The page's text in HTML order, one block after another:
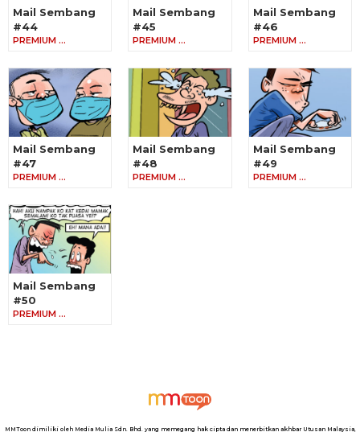
Mail Sembang
#44
PREMIUM …
Mail Sembang
#45
PREMIUM …
Mail Sembang
#46
PREMIUM …
Mail Sembang
#47
PREMIUM …
Mail Sembang
#48
PREMIUM …
Mail Sembang
#49
PREMIUM …
Mail Sembang
#50
PREMIUM …
MMToon dimiliki oleh Media Mulia Sdn. Bhd. yang memegang hak cipta dan menerbitkan akhbar Utusan Malaysia,